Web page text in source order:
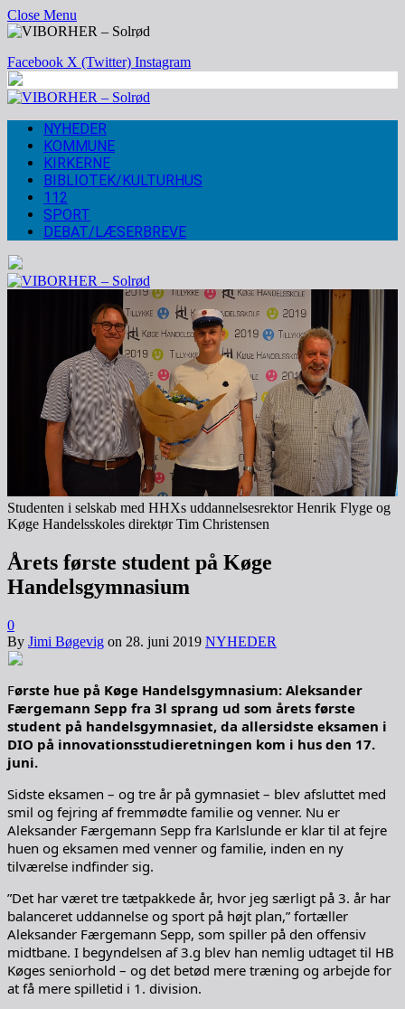
Close Menu
Facebook X (Twitter) Instagram
NYHEDER
KOMMUNE
KIRKERNE
BIBLIOTEK/KULTURHUS
112
SPORT
DEBAT/LÆSERBREVE
Studenten i selskab med HHXs uddannelsesrektor Henrik Flyge og
Køge Handelsskoles direktør Tim Christensen
Årets første student på Køge
Handelsgymnasium
0
By Jimi Bøgevig on 28. juni 2019 NYHEDER
Første hue på Køge Handelsgymnasium: Aleksander
Færgemann Sepp fra 3l sprang ud som årets første
student på handelsgymnasiet, da allersidste eksamen i
DIO på innovationsstudieretningen kom i hus den 17.
juni.
Sidste eksamen – og tre år på gymnasiet – blev afsluttet med
smil og fejring af fremmødte familie og venner. Nu er
Aleksander Færgemann Sepp fra Karlslunde er klar til at fejre
huen og eksamen med venner og familie, inden en ny
tilværelse indfinder sig.
”Det har været tre tætpakkede år, hvor jeg særligt på 3. år har
balanceret uddannelse og sport på højt plan,” fortæller
Aleksander Færgemann Sepp, som spiller på den offensiv
midtbane. I begyndelsen af 3.g blev han nemlig udtaget til HB
Køges seniorhold – og det betød mere træning og arbejde for
at få mere spilletid i 1. division.